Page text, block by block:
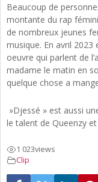
Beaucoup de
montante du rap
de nombreux jeunes
musique. En avril
oeuvre qui parlent de
madame le matin en
quelque chose a
»Djessé » est aussi
le talent de Queenzy
1 023views
Clip